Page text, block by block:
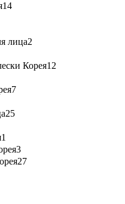
14
лица2
Корея12
7
25
1
3
27